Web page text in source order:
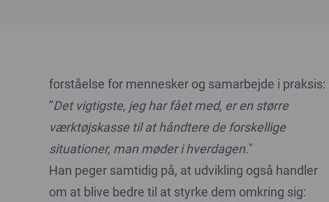
forståelse for mennesker og samarbejde i praksis:
“Det vigtigste, jeg har fået med, er en større
værktøjskasse til at håndtere de forskellige
situationer, man møder i hverdagen."
Han peger samtidig på, at udvikling også handler
om at blive bedre til at styrke dem omkring sig: